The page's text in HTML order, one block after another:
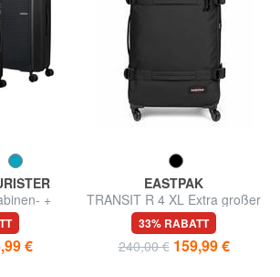
+
Set
€
EASTPAK
TRANSIT R 4 XL Extra großer
Trolley
33% RABATT
240,00 € 159,99 €